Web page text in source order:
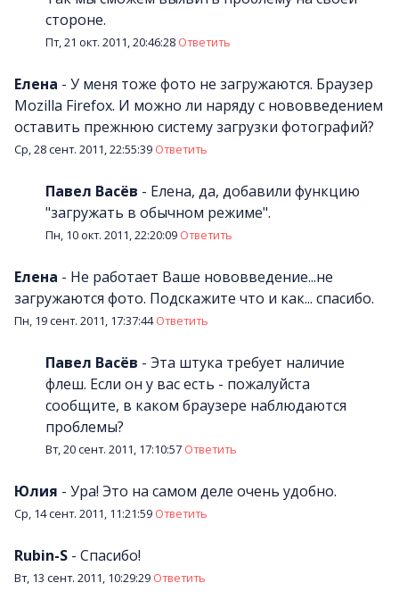
стороне.
Пт, 21 окт. 2011, 20:46:28 Ответить
Елена - У меня тоже фото не загружаются. Браузер
Mozilla Firefox. И можно ли наряду с нововведением
оставить прежнюю систему загрузки фотографий?
Ср, 28 сент. 2011, 22:55:39 Ответить
Павел Васёв - Елена, да, добавили функцию
"загружать в обычном режиме".
Пн, 10 окт. 2011, 22:20:09 Ответить
Елена - Не работает Ваше нововведение...не
загружаются фото. Подскажите что и как... спасибо.
Пн, 19 сент. 2011, 17:37:44Ответить
Павел Васёв - Эта штука требует наличие
флеш. Если он у вас есть - пожалуйста
сообщите, в каком браузере наблюдаются
проблемы?
Вт, 20 сент. 2011, 17:10:57 Ответить
Юлия - Ура! Это на самом деле очень удобно.
Ср, 14 сент. 2011, 11:21:59 Ответить
Rubin-S - Спасибо!
Вт, 13 сент. 2011, 10:29:29 Ответить